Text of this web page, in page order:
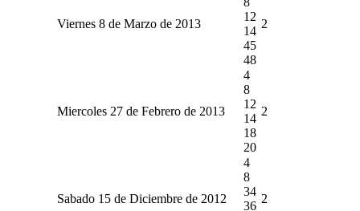
Viernes 8 de Marzo de 2013
12
14
45
48
2
Miercoles 27 de Febrero de 2013
4
8
12
14
18
20
2
Sabado 15 de Diciembre de 2012
4
8
34
36
2